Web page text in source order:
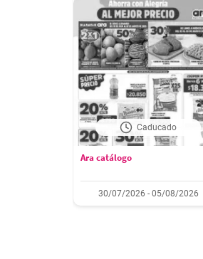
Caducado
Ara catálogo
30/07/2026 - 05/08/2026